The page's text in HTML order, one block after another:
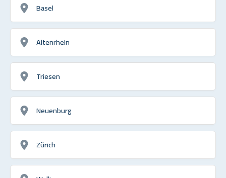
Basel
Altenrhein
Triesen
Neuenburg
Zürich